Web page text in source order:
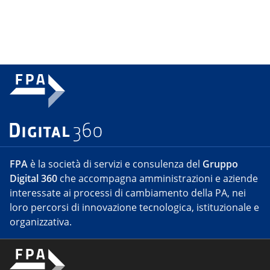
FPA è la società di servizi e consulenza del Gruppo
Digital 360 che accompagna amministrazioni e aziende
interessate ai processi di cambiamento della PA, nei
loro percorsi di innovazione tecnologica, istituzionale e
organizzativa.